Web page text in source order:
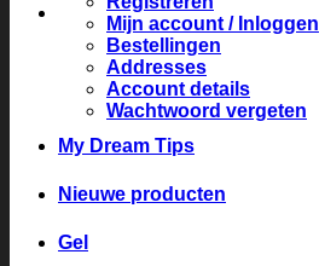
Mijn account / Inloggen
Bestellingen
Addresses
Account details
Wachtwoord vergeten
My Dream Tips
Nieuwe producten
Gel